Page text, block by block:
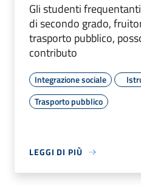
Gli studenti
di secondo grado,
trasporto pubblico,
contributo
Integrazione sociale
Trasporto pubblico
LEGGI DI PIÙ